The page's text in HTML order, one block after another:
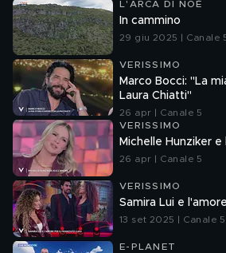
L'ARCA DI NOÈ
In cammino
29 giu 2025 | Canale
VERISSIMO
Marco Bocci: "La
Laura Chiatti"
26 apr | Canale 5
VERISSIMO
Michelle Hunziker e
26 apr | Canale 5
VERISSIMO
Samira Lui e l'amore
13 set 2025 | Canale 5
E-PLANET